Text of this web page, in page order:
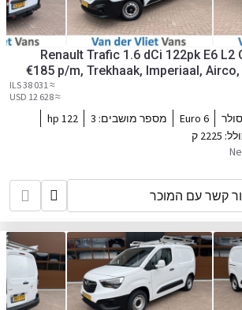
Renault Trafic 1.6 dCi 122pk E6
€185 p/m, Trekhaak, Imperiaal, Airco,
≈ 38 031 ILS
≈ 12 628 USD
סולר Euro 6 מספר מושבים: 3
122 hp
2225 ק
קשר עם המוכר